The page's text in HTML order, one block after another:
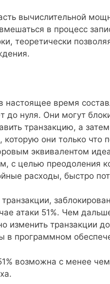
вычислительной
в процесс
теоретически
настоящее время
до нуля. Они могут
транзакцию, а
они только что
эквивалентом
с целью преодоления
расходы, быстро
атаки 51%. Чем
транзакции
в программном
возможна с менее